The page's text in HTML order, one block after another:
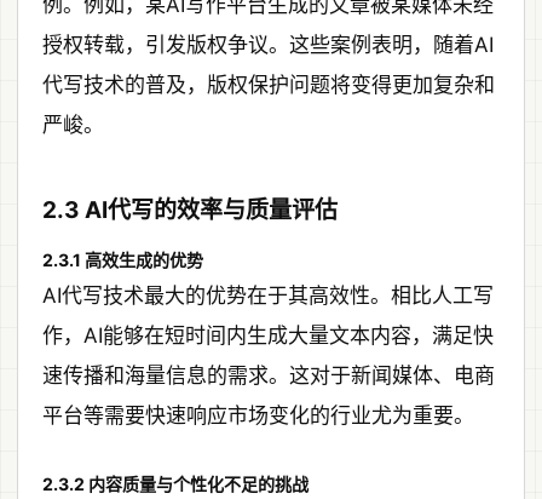
授权转载，引发版权争议。这些案例表明，随着AI
代写技术的普及，版权保护问题将变得更加复杂和
严峻。
2.3 AI代写的效率与质量评估
2.3.1 高效生成的优势
AI代写技术最大的优势在于其高效性。相比人工写
作，AI能够在短时间内生成大量文本内容，满足快
速传播和海量信息的需求。这对于新闻媒体、电商
平台等需要快速响应市场变化的行业尤为重要。
2.3.2 内容质量与个性化不足的挑战